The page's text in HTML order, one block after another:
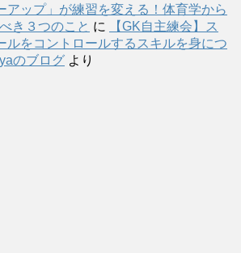
アップ」が練習を変える！体育学から
き３つのこと に
【GK自主練会】ス
ルをコントロールするスキルを身につ
のブログ より